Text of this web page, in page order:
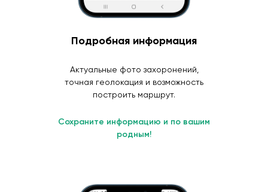
Подробная информация
Актуальные фото захоронений,
точная геолокация и возможность
построить маршрут.
Сохраните информацию и по вашим
родным!